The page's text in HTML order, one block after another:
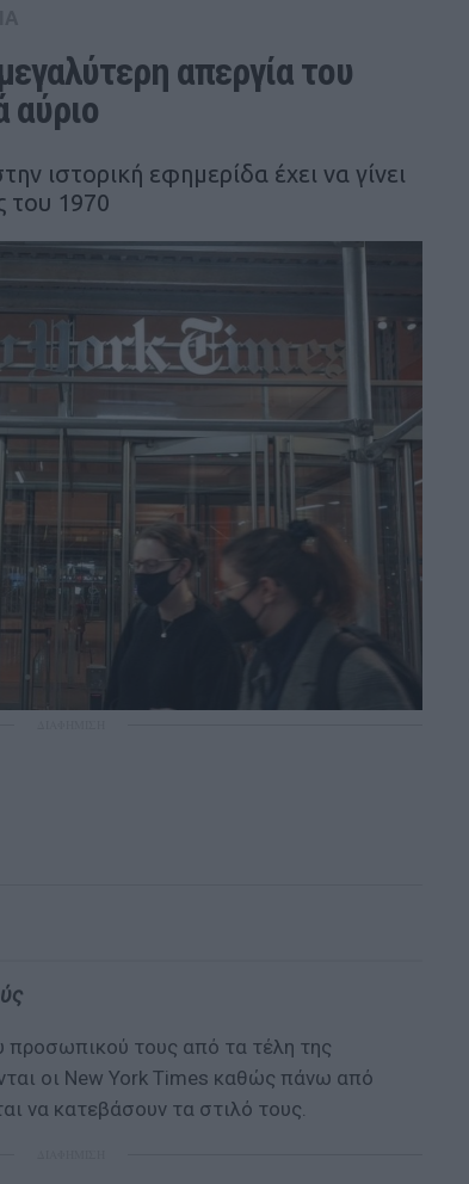
απεργία του
αύριο
ιστορική εφημερίδα έχει να γίνει
του 1970
προσωπικού τους από τα τέλη της
οι New York Times καθώς πάνω από
να κατεβάσουν τα στιλό τους.